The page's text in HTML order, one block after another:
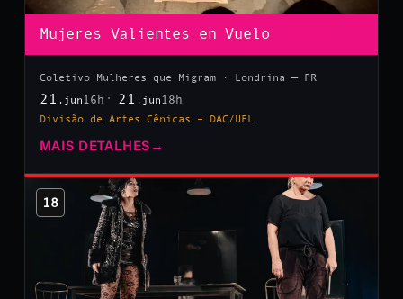
Mujeres Valientes en Vuelo
Coletivo Mulheres que Migram · Londrina — PR
21 .jun 16h 21 .jun 18h
Divisão de Artes Cênicas – DAC/UEL
MAIS DETALHES →
18